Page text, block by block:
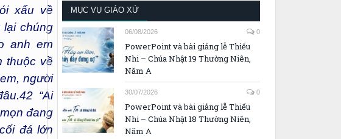
xấu về
lại chúng
anh em
thuộc về
người
42 “Ai
đang
đá lớn
MỤC VỤ GIÁO XỨ
06/08/2026 0
PowerPoint và bài giảng lễ Thiếu
Nhi – Chúa Nhật 19 Thường Niên,
Năm A
30/07/2026 0
PowerPoint và bài giảng lễ Thiếu
Nhi – Chúa Nhật 18 Thường Niên,
Năm A